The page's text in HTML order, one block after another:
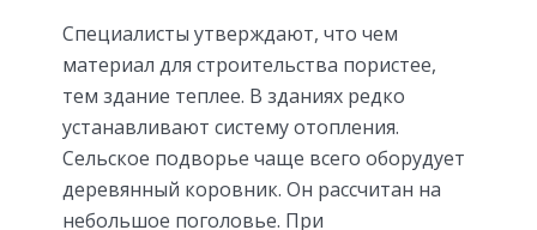
Специалисты утверждают, что чем
материал для строительства пористее,
тем здание теплее. В зданиях редко
устанавливают систему отопления.
Сельское подворье чаще всего оборудует
деревянный коровник. Он рассчитан на
небольшое поголовье. При